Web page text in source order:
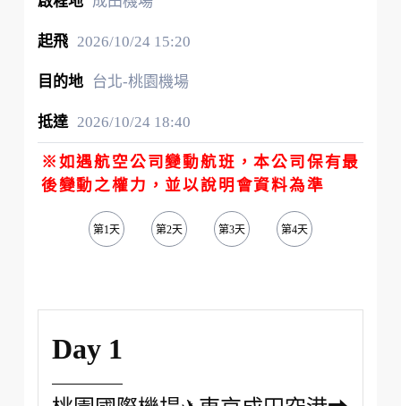
2026/10/2415:20
台北-桃園機場
2026/10/2418:40
※如遇航空公司變動航班，本公司保有最
後變動之權力，並以說明會資料為準
第1天 第2天 第3天 第4天
Day 1